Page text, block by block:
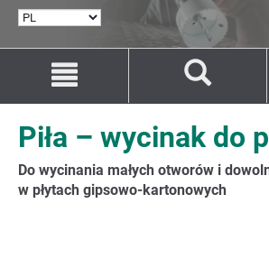
treści
Przejście
nawigacji
Piła – wycinak do
Do wycinania małych otworów i
w płytach gipsowo-kartonowych